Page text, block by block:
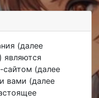
и
(далее
являются
(далее
вами (далее